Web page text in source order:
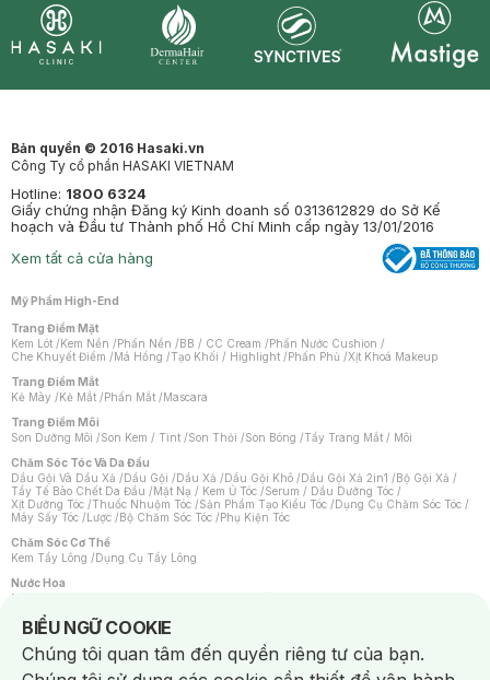
Bản quyền © 2016 Hasaki.vn
Công Ty cổ phần HASAKI VIETNAM
Hotline: 1800 6324
Giấy chứng nhận Đăng ký Kinh doanh số 0313612829 do Sở Kế
hoạch và Đầu tư Thành phố Hồ Chí Minh cấp ngày 13/01/2016
Xem tất cả cửa hàng
Mỹ Phẩm High-End
Trang Điểm Mặt
Kem Lót /Kem Nền /Phấn Nền /BB / CC Cream /Phấn Nước Cushion /
Che Khuyết Điểm /Má Hồng /Tạo Khối / Highlight /Phấn Phủ /Xịt Khoá Makeup
Trang Điểm Mắt
Kẻ Mày /Kẻ Mắt /Phấn Mắt /Mascara
Trang Điểm Môi
Son Dưỡng Môi /Son Kem / Tint /Son Thỏi /Son Bóng /Tẩy Trang Mắt / Môi
Chăm Sóc Tóc Và Da Đầu
Dầu Gội Và Dầu Xả /Dầu Gội /Dầu Xả /Dầu Gội Khô /Dầu Gội Xả 2in1 /Bộ Gội Xả /
Tẩy Tế Bào Chết Da Đầu /Mặt Nạ / Kem Ủ Tóc /Serum / Dầu Dưỡng Tóc /
Xịt Dưỡng Tóc /Thuốc Nhuộm Tóc /Sản Phẩm Tạo Kiểu Tóc /Dụng Cụ Chăm Sóc Tóc /
Máy Sấy Tóc /Lược /Bộ Chăm Sóc Tóc /Phụ Kiện Tóc
Chăm Sóc Cơ Thể
Kem Tẩy Lông /Dụng Cụ Tẩy Lông
Nước Hoa
Nước Hoa Nữ
Chăm Sóc Cá Nhân
Chống Muỗi /Khẩu Trang /Máy Massage/Mặt Nạ Xông Hơi /Nước Rửa Tay/
Sản Phẩm Chăm Sóc Khác /Bàn Chải Đánh Răng /Bàn Chải Điện/
BIỂU NGỮ COOKIE
Notice about cookies usage
Chúng tôi quan tâm đến quyền riêng tư của bạn.